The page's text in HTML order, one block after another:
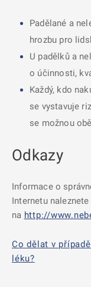
Padělané a
hrozbu pro
U padělků a
o účinnosti,
Každý, kdo
se vystavuje
se možnou
Odkazy
Informace o
Internetu naleznete
na http://
Co dělat v
léku?